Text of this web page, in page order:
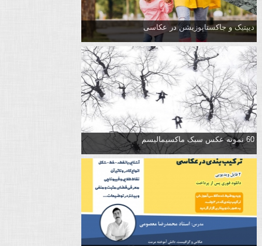
دیپتیک و جاکستا‌پوزیشن در عکاسی
60 نمونه عکس سبک ماکسیمالیسم